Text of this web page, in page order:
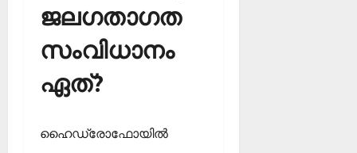
ജലഗതാഗത
സംവിധാനം
ഏത്?
ഹൈഡ്രോഫോയില്‍